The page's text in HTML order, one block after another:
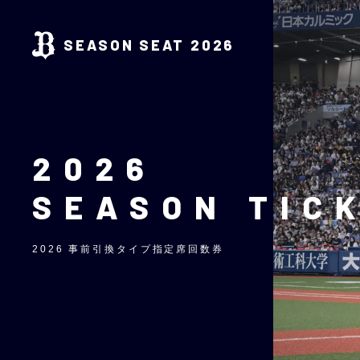
SEASON SEAT 2026
2026
SEASON
2026 事前引換タイプ指定席回数券